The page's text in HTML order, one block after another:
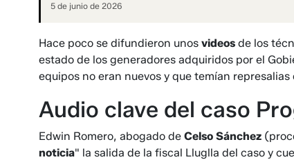
5 de junio de 2026
Hace poco se difundieron unos videos de los
estado de los generadores adquiridos por el
equipos no eran nuevos y que temían represalias
Audio clave del caso
Edwin Romero, abogado de Celso Sánchez
noticia" la salida de la fiscal Lluglla del caso y